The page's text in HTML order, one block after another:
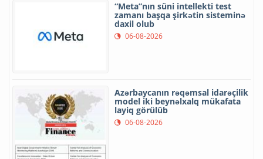
“Meta”nın süni intellekti test
zamanı başqa şirkətin sisteminə
daxil olub
06-08-2026
Azərbaycanın rəqəmsal idarəçilik
model iki beynəlxalq mükafata
layiq görülüb
06-08-2026